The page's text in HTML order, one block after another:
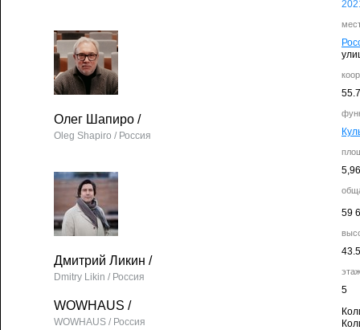
59
5
Олег Шапиро /
Oleg Shapiro / Россия
Дмитрий Ликин /
Dmitry Likin / Россия
WOWHAUS /
WOWHAUS / Россия